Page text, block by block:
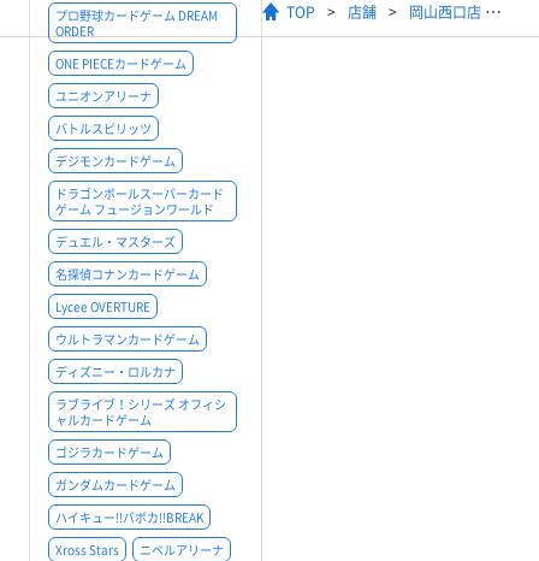
プロ野球カードゲーム DREAM
ORDER
ONE PIECEカードゲーム
ユニオンアリーナ
バトルスピリッツ
デジモンカードゲーム
ドラゴンボールスーパーカード
ゲーム フュージョンワールド
デュエル・マスターズ
名探偵コナンカードゲーム
Lycee OVERTURE
ウルトラマンカードゲーム
ディズニー・ロルカナ
ラブライブ！シリーズ オフィシ
ャルカードゲーム
ゴジラカードゲーム
ガンダムカードゲーム
ハイキュー!!バボカ!!BREAK
Xross Stars
ニベルアリーナ
TOP 店舗 岡山西口店